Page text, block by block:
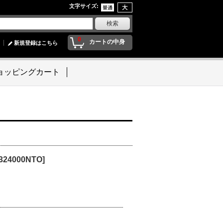
文字サイズ:
0 カートの中身
新規登録はこちら
ッピングカート
]